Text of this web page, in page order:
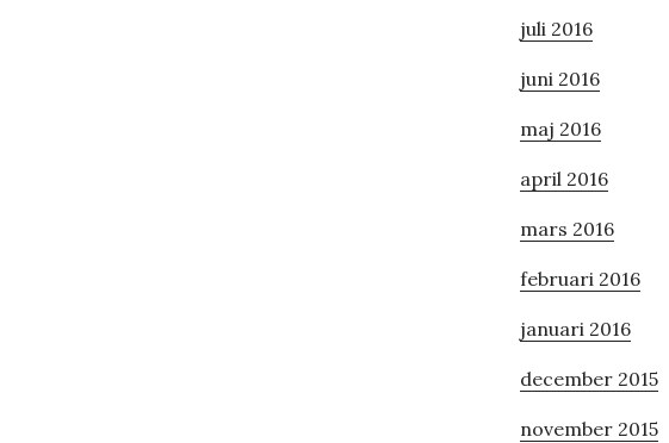
juli 2016
juni 2016
maj 2016
april 2016
mars 2016
februari 2016
januari 2016
december 2015
november 2015